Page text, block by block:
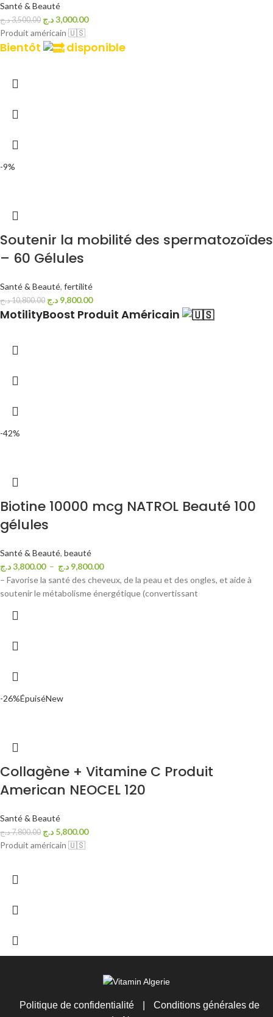
Santé & Beauté
3,500.00د.ج 3,000.00د.ج
Produit américain 🇺🇸
Bientôt disponible
-9%
Soutenir la mobilité des spermatozoïdes
– 60 Gélules
Santé & Beauté, fertilité
10,800.00د.ج 9,800.00 د.ج
MotilityBoost Produit Américain
-42%
Biotine 10000 mcg NATROL Beauté 100
gélules
Santé & Beauté, beauté
3,800.00د.ج – 9,800.00 د.ج
– Favorise la santé des cheveux, de la peau et des ongles, et aide à
soutenir le métabolisme énergétique (convertissant
-26%ÉpuiséNew
Collagène + Vitamine C Produit
American NEOCEL 120
Santé & Beauté
7,800.00د.ج 5,800.00 د.ج
Produit américain 🇺🇸
Politique de confidentialité
Conditions générales de